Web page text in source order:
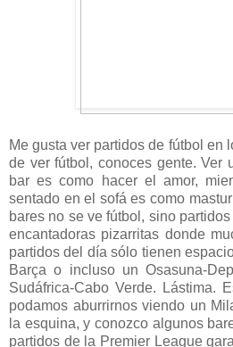
Me gusta ver partidos de fútbol en
de ver fútbol, conoces gente. Ver
bar es como hacer el amor,
sentado en el sofá es como
bares no se ve fútbol, sino
encantadoras pizarritas donde
partidos del día sólo tienen
Barça o incluso un Osasuna-
Sudáfrica-Cabo Verde. Lástima.
podamos aburrirnos viendo un
la esquina, y conozco algunos
partidos de la Premier League